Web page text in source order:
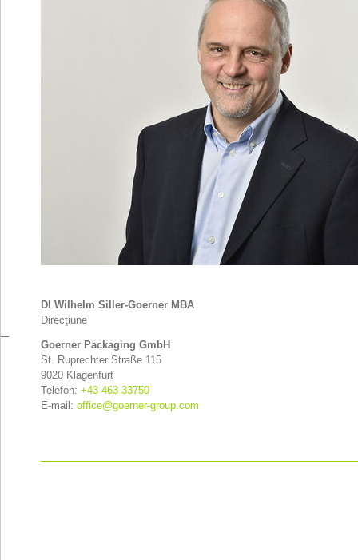
DI Wilhelm Siller-Goerner MBA
Direcţiune
Goerner Packaging GmbH
St. Ruprechter Straße 115
9020 Klagenfurt
Telefon: +43 463 33750
E-mail: office@goerner-group.com